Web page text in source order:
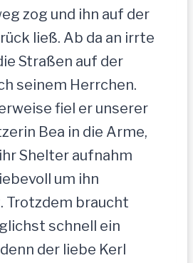
zog und ihn auf der
ließ. Ab da an irrte
Straßen auf der
seinem Herrchen.
fiel er unserer
Bea in die Arme,
Shelter aufnahm
um ihn
Trotzdem braucht
schnell ein
der liebe Kerl